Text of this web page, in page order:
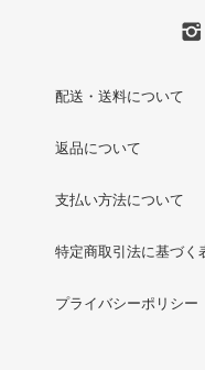
配送・送料について
返品について
支払い方法について
特定商取引法に基づく
プライバシーポリシー